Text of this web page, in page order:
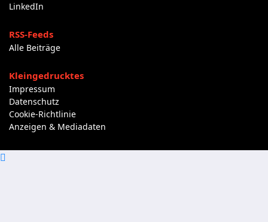
LinkedIn
RSS-Feeds
Alle Beiträge
Kleingedrucktes
Impressum
Datenschutz
Cookie-Richtlinie
Anzeigen & Mediadaten